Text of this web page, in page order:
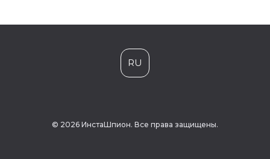
RU
© 2026 ИнстаШпион. Все права защищены.